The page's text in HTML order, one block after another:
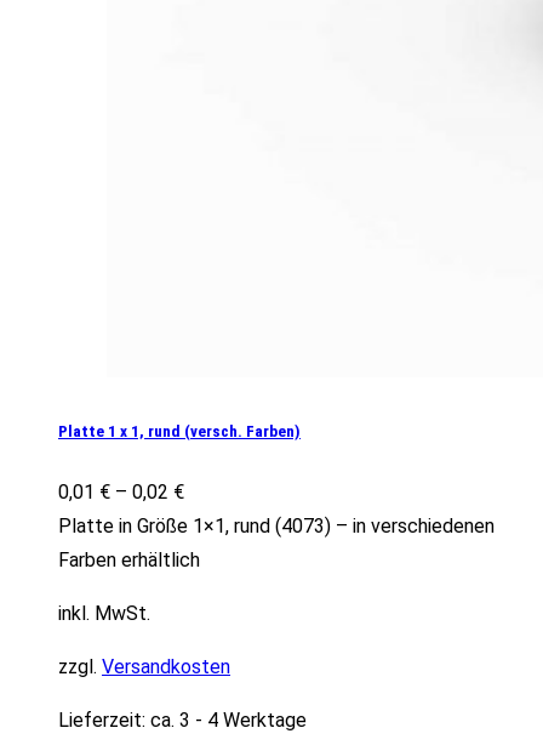
Platte 1 x 1, rund (versch. Farben)
0,01 € – 0,02 €
Platte in Größe 1×1, rund (4073) – in verschiedenen
Farben erhältlich
inkl. MwSt.
zzgl. Versandkosten
Lieferzeit: ca. 3 - 4 Werktage